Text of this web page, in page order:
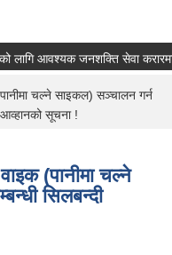
लागि आवश्यक जनशक्ति सेवा करारमा
चल्ने साइकल) सञ्चालन गर्न
आव्हानको सूचना !
(पानीमा चल्ने
सिलबन्दी